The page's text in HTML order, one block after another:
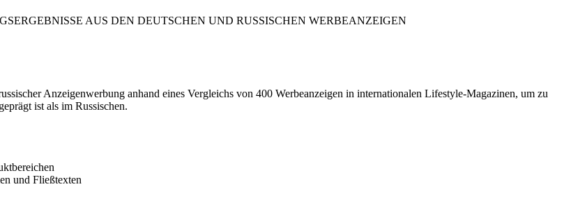
AUS DEN DEUTSCHEN UND RUSSISCHEN WERBEANZEIGEN
Anzeigenwerbung anhand eines Vergleichs von 400 Werbeanzeigen in internationalen Lifestyle-Magazinen, um zu
ist als im Russischen.
und Fließtexten